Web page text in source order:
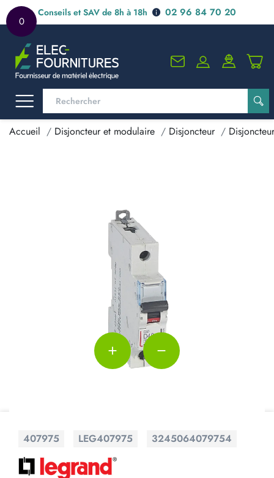
0
Conseils et SAV de 8h à 18h 02 96 84 70 20
Accueil Disjoncteur et modulaire Disjoncteur
407975 LEG407975 3245064079754
add remove